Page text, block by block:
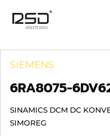
SIEMENS
6RA8075-
SINAMICS DCM DC
SIMOREG